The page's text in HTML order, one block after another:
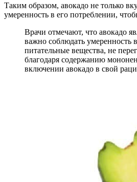
Таким образом, авокадо не только
умеренность в его потреблении,
Врачи отмечают, что авокадо
важно соблюдать умеренность
питательные вещества, не
благодаря содержанию
включении авокадо в свой